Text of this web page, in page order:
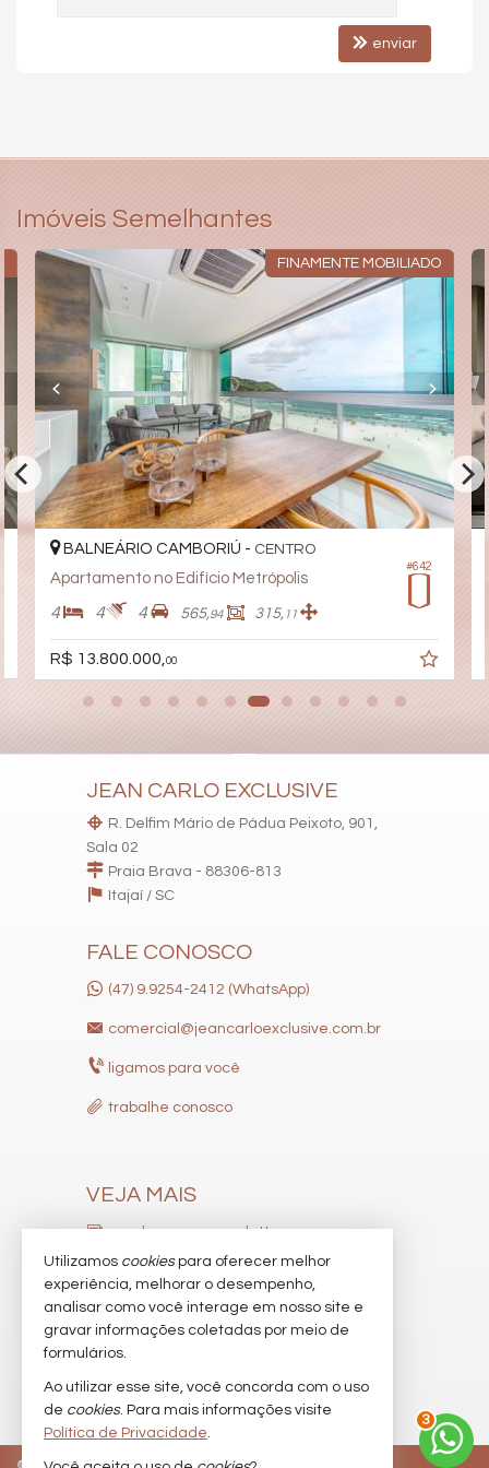
enviar
Imóveis Semelhantes
FINAMENTE MOBILIADO
#642
BALNEÁRIO CAMBORIÚ - CENTRO
Apartamento no Edifício Metrópolis
4 4 4 565,94 315, 11
R$ 13.800.000, 00
JEAN CARLO EXCLUSIVE
R. Delfim Mário de Pádua Peixoto, 901,
Sala 02
Praia Brava - 88306-813
Itajaí / SC
FALE CONOSCO
(47) 9.9254-2412 (WhatsApp)
comercial@jeancarloexclusive.com.br
ligamos para você
trabalhe conosco
VEJA MAIS
receba nosso newsletter
indicadores financeiros
cadastre seu imóvel
imóveis favoritos
mapa de imóveis
© 2026 CRECI/SC 9537-J Política de Privacidade
3
Utilizamos cookiespara oferecer melhor
experiência, melhorar o desempenho,
analisar como você interage em nosso site e
gravar informações coletadas por meio de
formulários.
Ao utilizar esse site, você concorda com o uso
de cookies. Para mais informações visite
Política de Privacidade.